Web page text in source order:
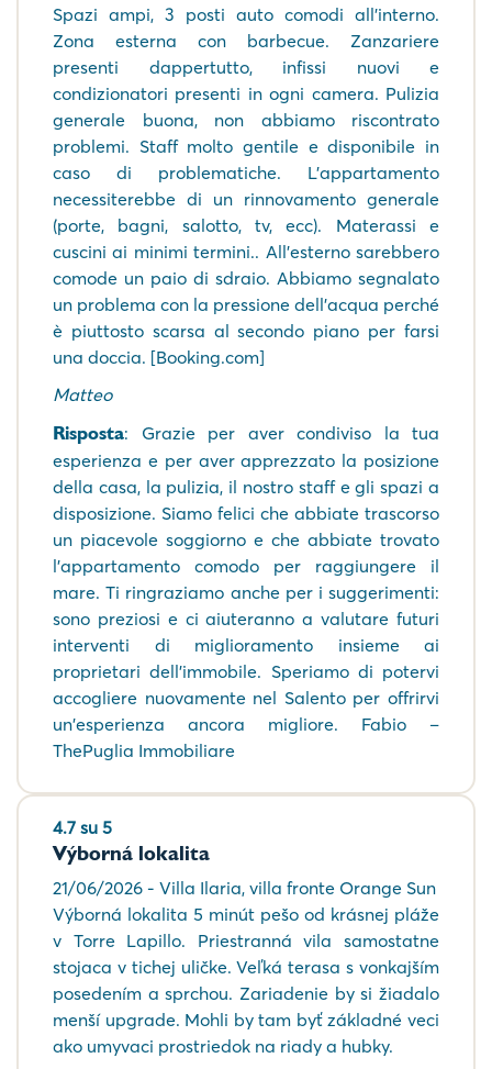
Spazi ampi, 3 posti auto comodi all'interno.
Zona esterna con barbecue. Zanzariere
presenti dappertutto, infissi nuovi e
condizionatori presenti in ogni camera. Pulizia
generale buona, non abbiamo riscontrato
problemi. Staff molto gentile e disponibile in
caso di problematiche. L'appartamento
necessiterebbe di un rinnovamento generale
(porte, bagni, salotto, tv, ecc). Materassi e
cuscini ai minimi termini.. All'esterno sarebbero
comode un paio di sdraio. Abbiamo segnalato
un problema con la pressione dell'acqua perché
è piuttosto scarsa al secondo piano per farsi
una doccia. [Booking.com]
Matteo
Risposta: Grazie per aver condiviso la tua
esperienza e per aver apprezzato la posizione
della casa, la pulizia, il nostro staff e gli spazi a
disposizione. Siamo felici che abbiate trascorso
un piacevole soggiorno e che abbiate trovato
l'appartamento comodo per raggiungere il
mare. Ti ringraziamo anche per i suggerimenti:
sono preziosi e ci aiuteranno a valutare futuri
interventi di miglioramento insieme ai
proprietari dell'immobile. Speriamo di potervi
accogliere nuovamente nel Salento per offrirvi
un'esperienza ancora migliore. Fabio –
ThePuglia Immobiliare
4.7 su 5
Výborná lokalita
21/06/2026 - Villa Ilaria, villa fronte Orange Sun
Výborná lokalita 5 minút pešo od krásnej pláže
v Torre Lapillo. Priestranná vila samostatne
stojaca v tichej uličke. Veľká terasa s vonkajším
posedením a sprchou. Zariadenie by si žiadalo
menší upgrade. Mohli by tam byť základné veci
ako umyvaci prostriedok na riady a hubky.